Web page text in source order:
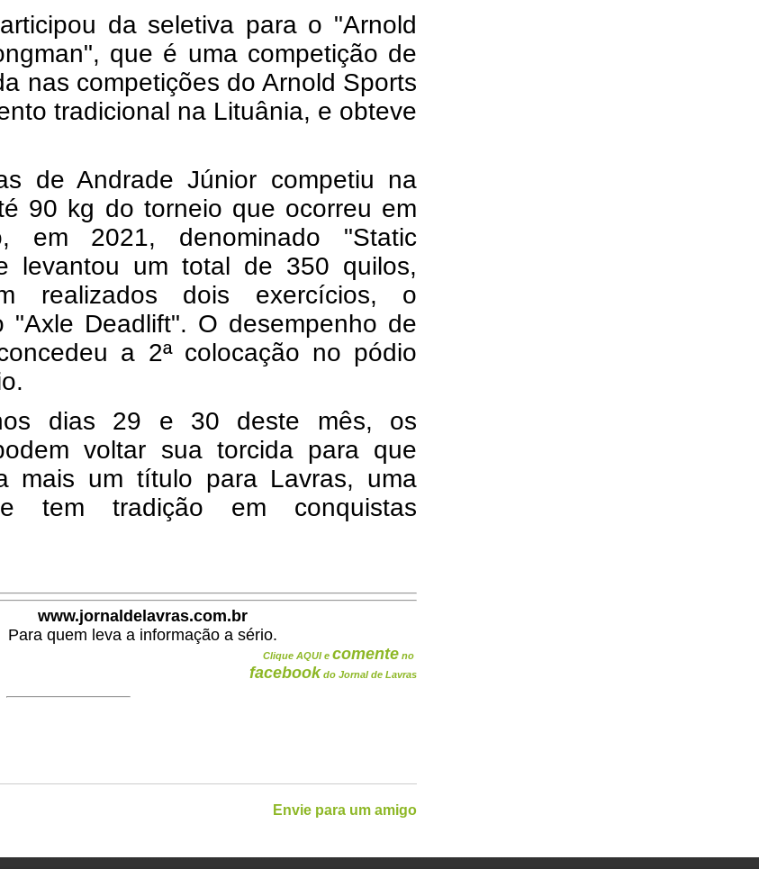
da seletiva para o "Arnold
que é uma competição de
nas competições do Arnold Sports
tradicional na Lituânia, e obteve
de Andrade Júnior competiu na
90 kg do torneio que ocorreu em
em 2021, denominado "Static
levantou um total de 350 quilos,
realizados dois exercícios, o
"Axle Deadlift". O desempenho de
a 2ª colocação no pódio
dias 29 e 30 deste mês, os
voltar sua torcida para que
mais um título para Lavras, uma
tem tradição em conquistas
www.jornaldelavras.com.br
Para quem leva a informação a sério.
Clique AQUI e comente no
facebook do Jornal de Lavras
Envie para um amigo